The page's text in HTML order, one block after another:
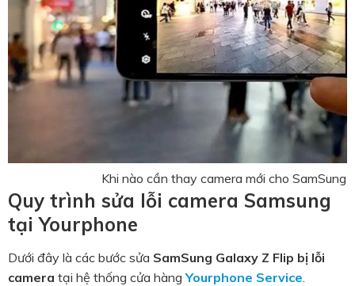
Khi nào cần thay camera mới cho SamSung
Quy trình sửa lỗi camera Samsung
tại Yourphone
Dưới đây là các bước sửa SamSung Galaxy Z Flip bị lỗi
camera tại hệ thống cửa hàngYourphone Service